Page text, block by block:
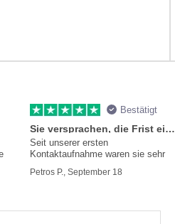
Bestätigt
Sie versprachen, die Frist einzuhalten
Seit unserer ersten
Kontaktaufnahme waren sie sehr
Petros P., September 18